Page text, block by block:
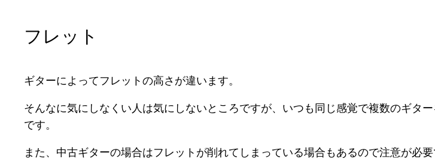
フレット
ギターによってフレットの高さが違います。
そんなに気にしなくい人は気にしないところですが、いつも同じ感覚で複数のギタ
です。
また、中古ギターの場合はフレットが削れてしまっている場合もあるので注意が必